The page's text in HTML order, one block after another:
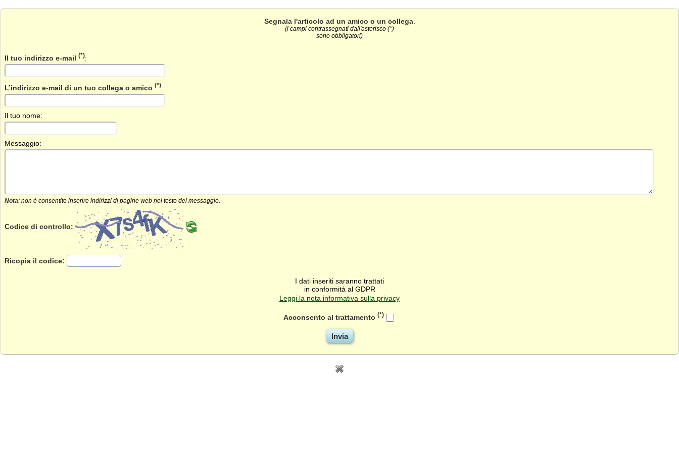
Segnala l'articolo ad un amico o un collega.
(i campi contrassegnati dall'asterisco (*)
sono obbligatori)
Il tuo indirizzo e-mail (*):
L’indirizzo e-mail di un tuo collega o amico (*):
Il tuo nome:
Messaggio:
Nota: non è consentito inserire indirizzi di pagine web nel testo del messaggio.
Codice di controllo:
Ricopia il codice:
I dati inseriti saranno trattati
in conformità al GDPR
Leggi la nota informativa sulla privacy
Acconsento al trattamento (*)